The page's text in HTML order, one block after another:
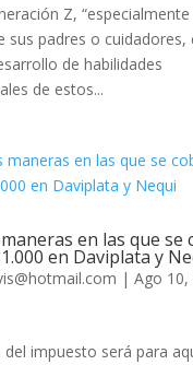
Z, “especialmente
sus padres o cuidadores,
de habilidades
de estos...
en las que se
en Daviplata y
| Ago 10,
impuesto será para